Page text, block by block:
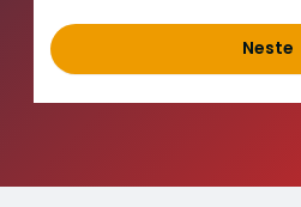
d
Neste